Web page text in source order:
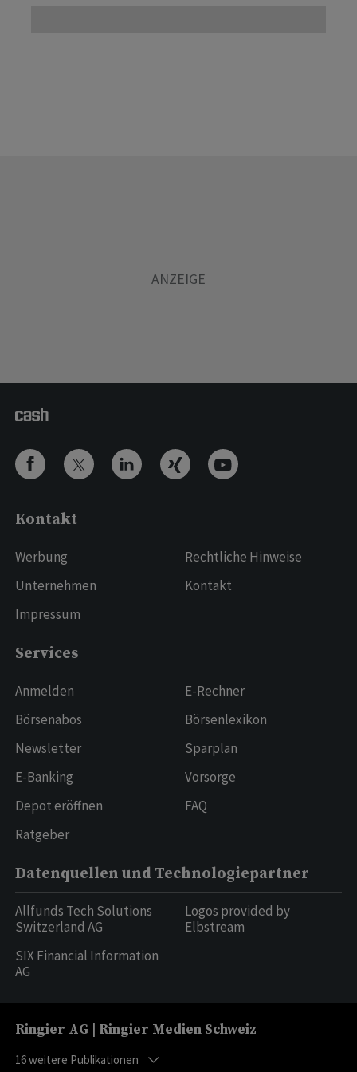
Kontakt
Werbung
Unternehmen
Impressum
Rechtliche Hinweise
Kontakt
Services
Anmelden
Börsenabos
Newsletter
E-Banking
Depot eröffnen
Ratgeber
E-Rechner
Börsenlexikon
Sparplan
Vorsorge
FAQ
Datenquellen und Technologiepartner
Allfunds Tech Solutions
Switzerland AG
SIX Financial Information
AG
Logos provided by
Elbstream
Ringier AG | Ringier Medien Schweiz
16weitere Publikationen